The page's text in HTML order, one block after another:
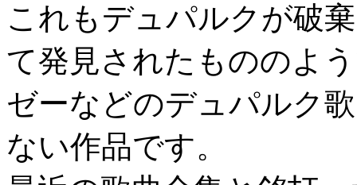
これもデュパルクが破
て発見されたもののよ
ゼーなどのデュパルク
ない作品です。